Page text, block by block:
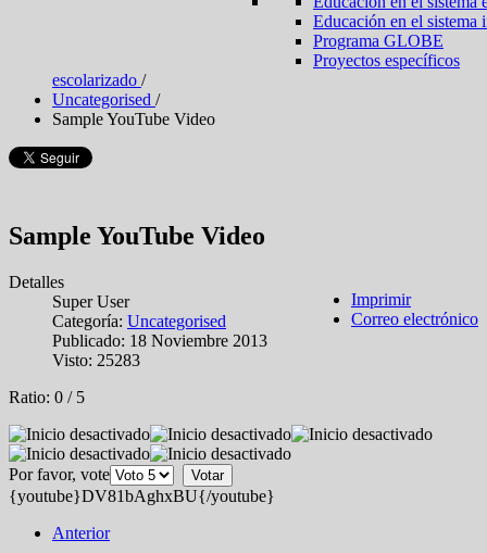
Educación en el sistema
Programa GLOBE
Proyectos específicos
escolarizado /
Uncategorised /
Sample YouTube Video
Sample YouTube Video
Imprimir
Correo electrónico
Detalles
Super User
Categoría: Uncategorised
Publicado: 18 Noviembre 2013
Visto: 25283
Ratio: 0 / 5
Por favor, vote
{youtube}DV81bAghxBU{/youtube}
Anterior